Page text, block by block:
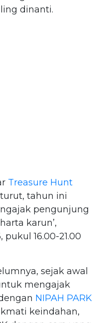
dinanti.
Treasure Hunt
tahun ini
pengunjung
karun’,
16.00-21.00
sejak awal
mengajak
NIPAH PARK
keindahan,